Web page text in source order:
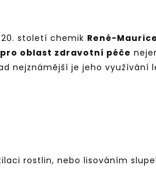
století chemik René-
oblast zdravotní péče
nejznámější je jeho využívání
rostlin, nebo lisováním